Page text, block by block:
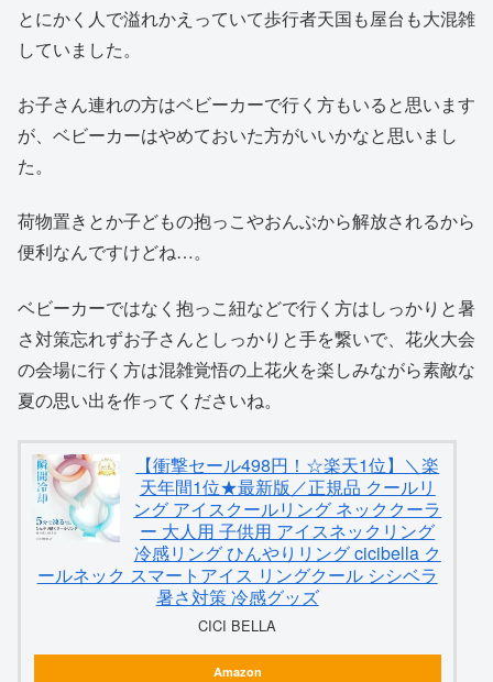
とにかく人で溢れかえっていて歩行者天国も屋台も大混雑
していました。
お子さん連れの方はベビーカーで行く方もいると思います
が、ベビーカーはやめておいた方がいいかなと思いまし
た。
荷物置きとか子どもの抱っこやおんぶから解放されるから
便利なんですけどね…。
ベビーカーではなく抱っこ紐などで行く方はしっかりと暑
さ対策忘れずお子さんとしっかりと手を繋いで、花火大会
の会場に行く方は混雑覚悟の上花火を楽しみながら素敵な
夏の思い出を作ってくださいね。
【衝撃セール498円！☆楽天1位】＼楽
天年間1位★最新版／正規品 クールリ
ング アイスクールリング ネッククーラ
ー 大人用 子供用 アイスネックリング
冷感リング ひんやりリング cicibella ク
ールネック スマートアイス リングクール シシベラ
暑さ対策 冷感グッズ
CICI BELLA
Amazon